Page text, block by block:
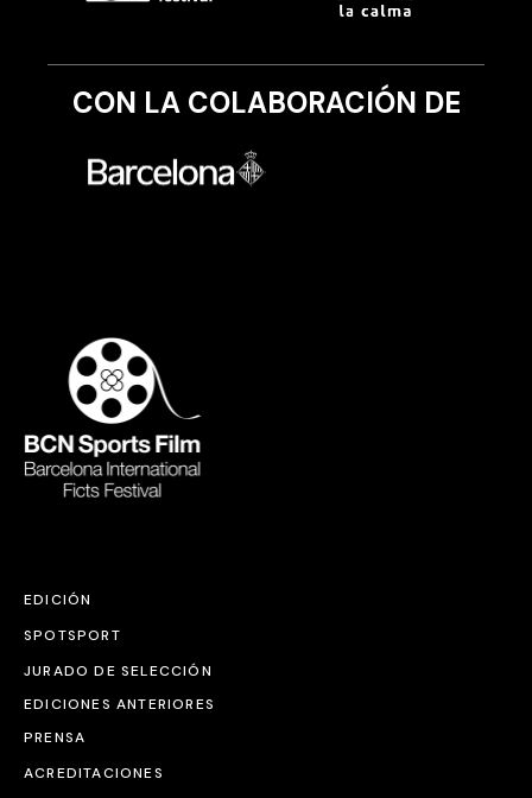
CON LA COLABORACIÓN DE
EDICIÓN
SPOTSPORT
JURADO DE SELECCIÓN
EDICIONES ANTERIORES
PRENSA
ACREDITACIONES